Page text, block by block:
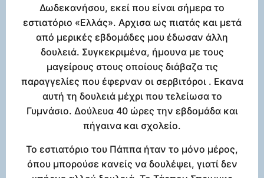
Δωδεκανήσου, εκεί που είναι σήμερα το
εστιατόριο «Ελλάς». Αρχισα ως πιατάς και μετά
από μερικές εβδομάδες μου έδωσαν άλλη
δουλειά. Συγκεκριμένα, ήμουνα με τους
μαγείρους στους οποίους διάβαζα τις
παραγγελίες που έφερναν οι σερβιτόροι . Εκανα
αυτή τη δουλειά μέχρι που τελείωσα το
Γυμνάσιο. Δούλευα 40 ώρες την εβδομάδα και
πήγαινα και σχολείο.
Το εστιατόριο του Πάππα ήταν το μόνο μέρος,
όπου μπορούσε κανείς να δουλέψει, γιατί δεν